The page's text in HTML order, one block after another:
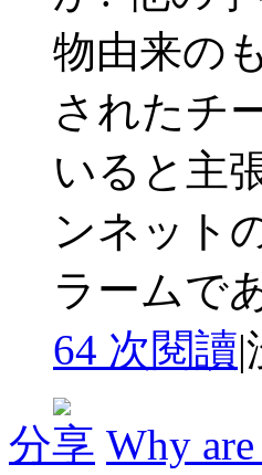
物由来の
されたチ
いると主
ンネット
ラームで
64 次閱讀|
分享 Why